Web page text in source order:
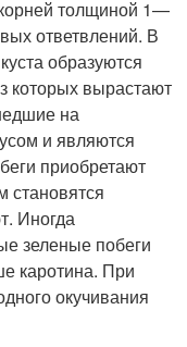
толщиной 1—
ответвлений. В
образуются
которых вырастают
на
и являются
приобретают
становятся
Иногда
зеленые побеги
каротина. При
окучивания